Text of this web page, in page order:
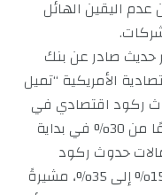
اليقين الهائل
حديث صادر عن بنك
الأمريكية “تميل
ركود اقتصادي في
الولايات المتحدة بنسبة 40%، ارتفاعًا من 30% في بداية
حدوث ركود
اقتصادي في الولايات المتحدة من 15% إلى 35%، مشيرةً